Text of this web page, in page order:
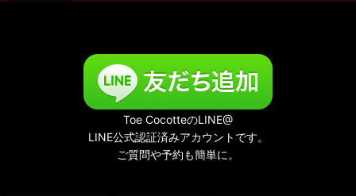
Toe CocotteのLINE@
LINE公式認証済みアカウントです。
ご質問や予約も簡単に。